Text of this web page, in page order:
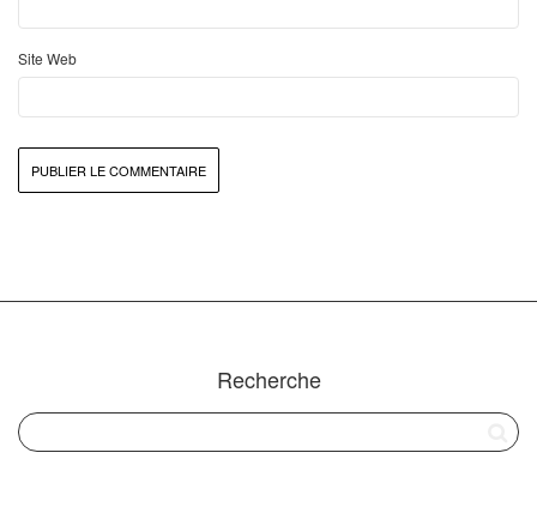
Site Web
Recherche